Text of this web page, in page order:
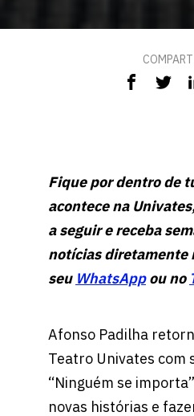
Fique por dentro de
acontece na
a seguir e receba
notícias diretamente
seu WhatsAppou no
Afonso Padilha
Teatro Univates com
“Ninguém se
novas histórias e